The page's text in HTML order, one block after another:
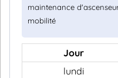
maintenance
mobilité
Jour
lundi